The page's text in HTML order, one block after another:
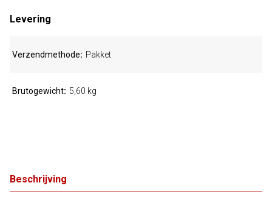
Beschrijving
Levering
Verzendmethode Pakket
Brutogewicht 5,60 kg